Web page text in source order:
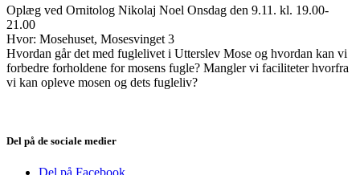
Oplæg ved Ornitolog Nikolaj Noel Onsdag den 9.11. kl. 19.00-
21.00
Hvor: Mosehuset, Mosesvinget 3
Hvordan går det med fuglelivet i Utterslev Mose og hvordan kan vi
forbedre forholdene for mosens fugle? Mangler vi faciliteter hvorfra
vi kan opleve mosen og dets fugleliv?
Del på de sociale medier